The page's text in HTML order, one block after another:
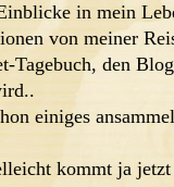
in mein
von meiner
Tagebuch, den
einiges
kommt ja